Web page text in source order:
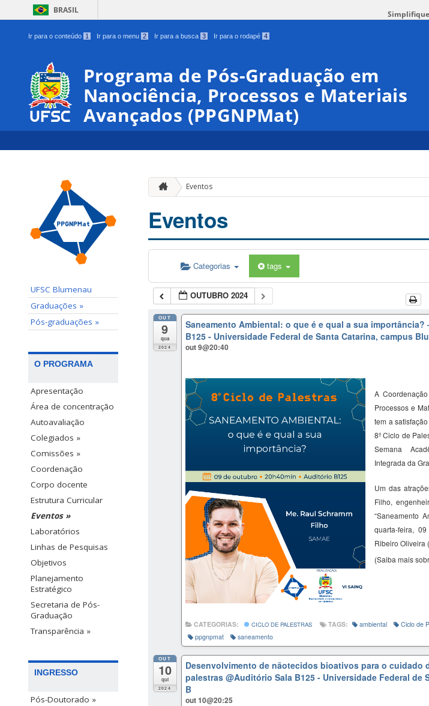
BRASIL
Ir para o conteúdo 1 Ir para o menu 2 Ir para a busca 3 Ir para o rodapé 4
Programa de Pós-Graduação em
Nanociência, Processos e Materiais
Avançados (PPGNPMat)
UFSC Blumenau
Graduações »
Pós-graduações »
O PROGRAMA
Apresentação
Área de concentração
Autoavaliação
Colegiados »
Comissões »
Coordenação
Corpo docente
Estrutura Curricular
Eventos »
Laboratórios
Linhas de Pesquisas
Objetivos
Planejamento
Estratégico
Secretaria de Pós-
Graduação
Transparência »
INGRESSO
Pós-Doutorado »
Eventos
Eventos
Categorias tags
OUTUBRO 2024
OUT
9
qua
2024
Saneamento Ambiental: o que é e qual a sua importância?
B125 - Universidade Federal de Santa Catarina, campus
out 9@20:40
A
Processos e
tem a
8º Ciclo de
Semana
Integrada da
Um das
Filho,
“Saneamento
quarta-feira,
Ribeiro Oliveira
(Saiba mais
CATEGORIAS: CICLO DE PALESTRAS TAGS: ambiental Ciclo de
ppgnpmat
saneamento
OUT
10
qui
2024
Desenvolvimento de nãotecidos bioativos para o cuidado
palestras @Auditório Sala B125 - Universidade Federal de
B
out 10@20:25